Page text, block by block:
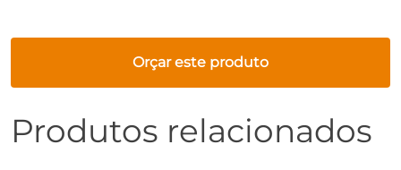
Orçar este produto
Produtos relacionados